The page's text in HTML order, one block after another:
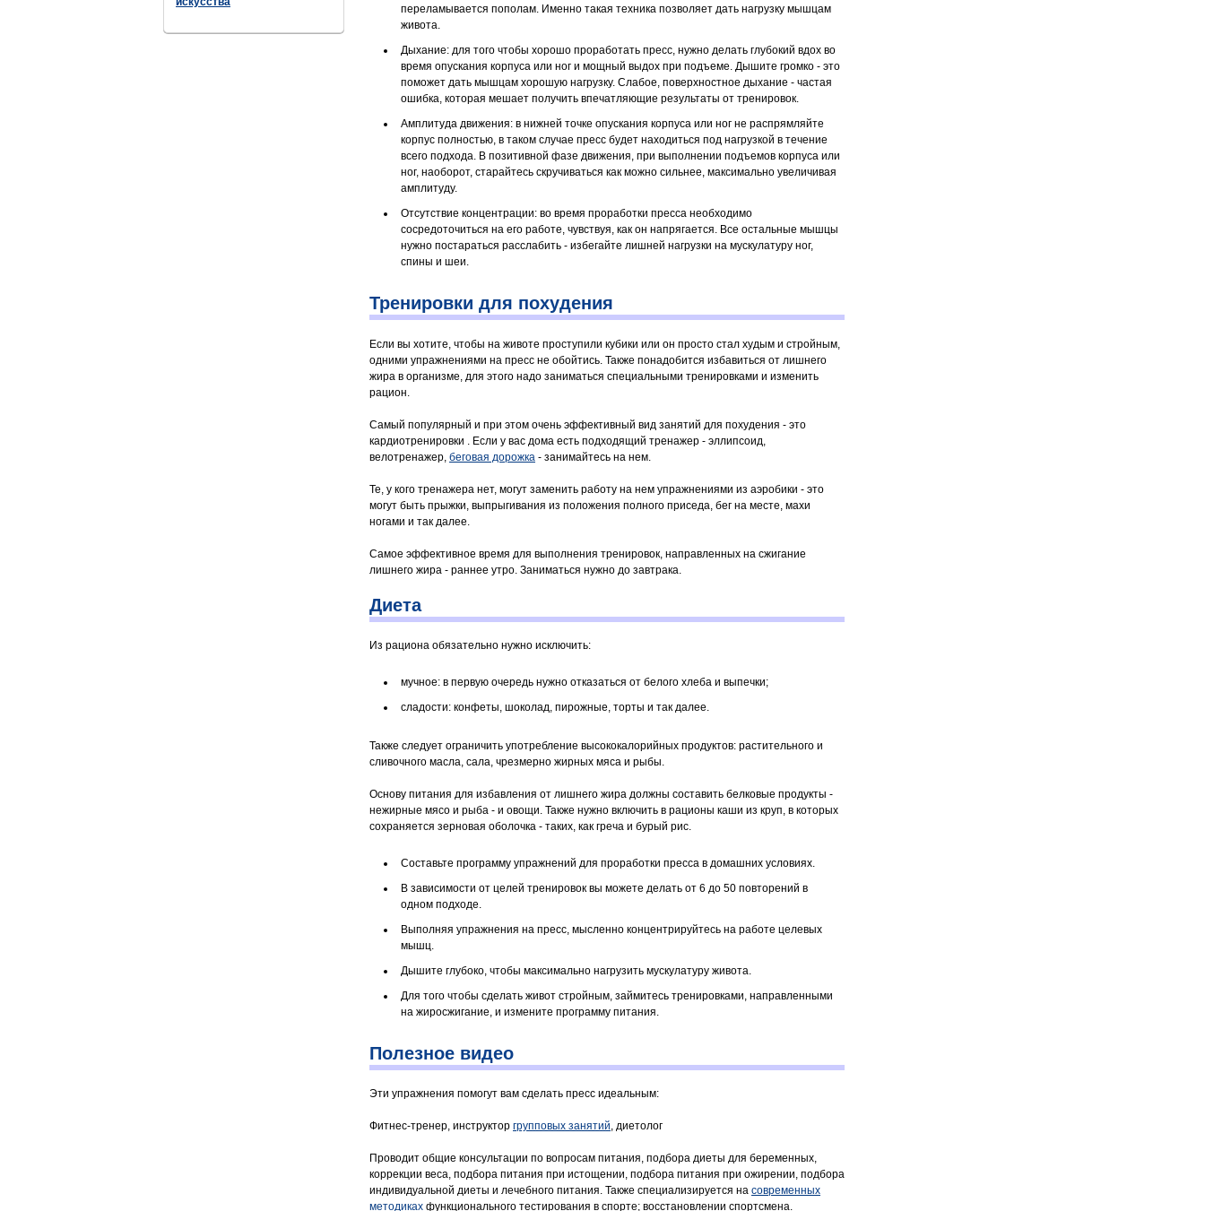
переламывается пополам. Именно такая техника позволяет дать нагрузку мышцам
живота.
Дыхание: для того чтобы хорошо проработать пресс, нужно делать глубокий вдох во
время опускания корпуса или ног и мощный выдох при подъеме. Дышите громко - это
поможет дать мышцам хорошую нагрузку. Слабое, поверхностное дыхание - частая
ошибка, которая мешает получить впечатляющие результаты от тренировок.
Амплитуда движения: в нижней точке опускания корпуса или ног не распрямляйте
корпус полностью, в таком случае пресс будет находиться под нагрузкой в течение
всего подхода. В позитивной фазе движения, при выполнении подъемов корпуса или
ног, наоборот, старайтесь скручиваться как можно сильнее, максимально увеличивая
амплитуду.
Отсутствие концентрации: во время проработки пресса необходимо
сосредоточиться на его работе, чувствуя, как он напрягается. Все остальные мышцы
нужно постараться расслабить - избегайте лишней нагрузки на мускулатуру ног,
спины и шеи.
Тренировки для похудения
Если вы хотите, чтобы на животе проступили кубики или он просто стал худым и стройным,
одними упражнениями на пресс не обойтись. Также понадобится избавиться от лишнего
жира в организме, для этого надо заниматься специальными тренировками и изменить
рацион.
Самый популярный и при этом очень эффективный вид занятий для похудения - это
кардиотренировки . Если у вас дома есть подходящий тренажер - эллипсоид,
велотренажер, беговая дорожка - занимайтесь на нем.
Те, у кого тренажера нет, могут заменить работу на нем упражнениями из аэробики - это
могут быть прыжки, выпрыгивания из положения полного приседа, бег на месте, махи
ногами и так далее.
Самое эффективное время для выполнения тренировок, направленных на сжигание
лишнего жира - раннее утро. Заниматься нужно до завтрака.
Диета
Из рациона обязательно нужно исключить:
мучное: в первую очередь нужно отказаться от белого хлеба и выпечки;
сладости: конфеты, шоколад, пирожные, торты и так далее.
Также следует ограничить употребление высококалорийных продуктов: растительного и
сливочного масла, сала, чрезмерно жирных мяса и рыбы.
Основу питания для избавления от лишнего жира должны составить белковые продукты -
нежирные мясо и рыба - и овощи. Также нужно включить в рационы каши из круп, в которых
сохраняется зерновая оболочка - таких, как греча и бурый рис.
Составьте программу упражнений для проработки пресса в домашних условиях.
В зависимости от целей тренировок вы можете делать от 6 до 50 повторений в
одном подходе.
Выполняя упражнения на пресс, мысленно концентрируйтесь на работе целевых
мышц.
Дышите глубоко, чтобы максимально нагрузить мускулатуру живота.
Для того чтобы сделать живот стройным, займитесь тренировками, направленными
на жиросжигание, и измените программу питания.
Полезное видео
Эти упражнения помогут вам сделать пресс идеальным:
Фитнес-тренер, инструктор групповых занятий, диетолог
Проводит общие консультации по вопросам питания, подбора диеты для беременных,
коррекции веса, подбора питания при истощении, подбора питания при ожирении, подбора
индивидуальной диеты и лечебного питания. Также специализируется на современных
методиках функционального тестирования в спорте; восстановлении спортсмена.